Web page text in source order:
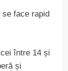
face rapid
între 14 și
și